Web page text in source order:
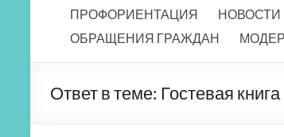
ПРОФОРИЕНТАЦИЯ
ОБРАЩЕНИЯ ГРАЖДАН
Ответ в теме: Гостевая книга